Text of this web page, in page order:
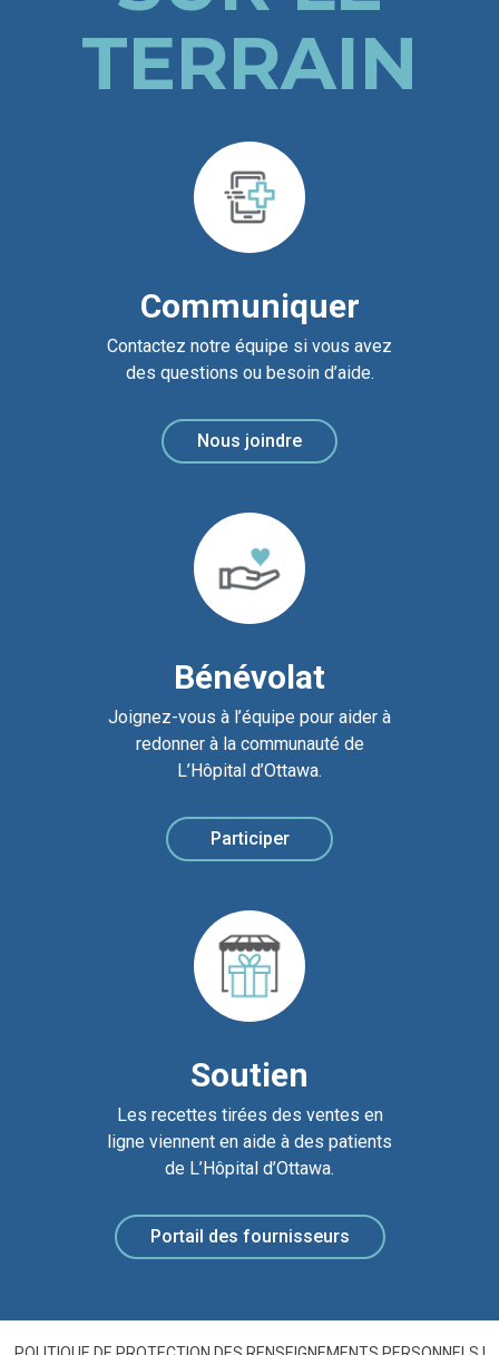
TERRAIN
Communiquer
Contactez notre équipe si vous avez
des questions ou besoin d’aide.
Nous joindre
Bénévolat
Joignez-vous à l’équipe pour aider à
redonner à la communauté de
L’Hôpital d’Ottawa.
Participer
Soutien
Les recettes tirées des ventes en
ligne viennent en aide à des patients
de L’Hôpital d’Ottawa.
Portail des fournisseurs